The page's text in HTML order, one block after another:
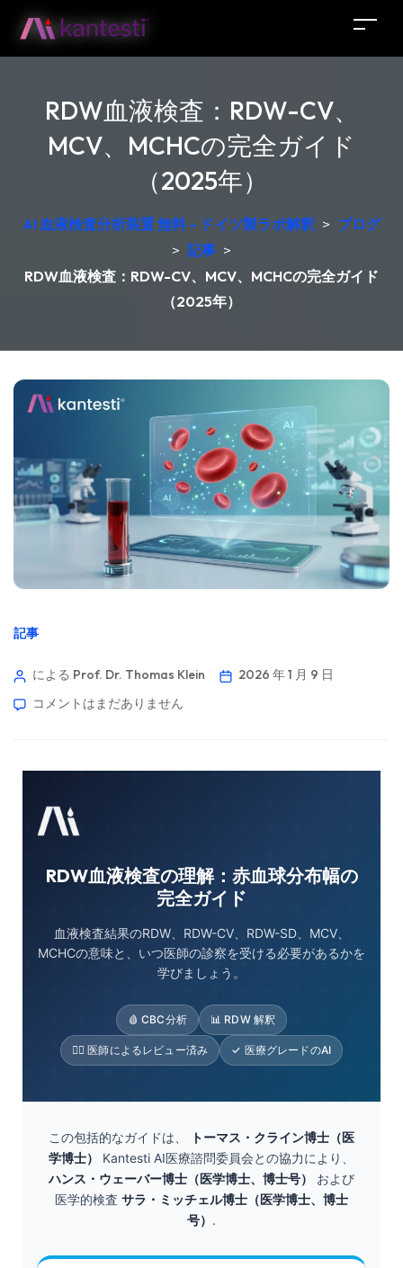
RDW血液検査：RDW-CV、
MCV、MCHCの完全ガイド
（2025年）
AI 血液検査分析装置 無料 – ドイツ製ラボ解釈 > ブログ
> 記事 >
RDW血液検査：RDW-CV、MCV、MCHCの完全ガイド
（2025年）
記事
による Prof. Dr. Thomas Klein
2026 年 1 月 9 日
コメントはまだありません
RDW血液検査の理解：赤血球分布幅の
完全ガイド
血液検査結果のRDW、RDW-CV、RDW-SD、MCV、
MCHCの意味と、いつ医師の診察を受ける必要があるかを
学びましょう。
🩸 CBC分析 📊 RDW 解釈
👨‍⚕️ 医師によるレビュー済み ✓ 医療グレードのAI
この包括的なガイドは、
トーマス・クライン博士（医
学博士）
Kantesti AI医療諮問委員会との協力により、
ハンス・ウェーバー博士（医学博士、博士号）
および
医学的検査 サラ・ミッチェル博士（医学博士、博士
号） .